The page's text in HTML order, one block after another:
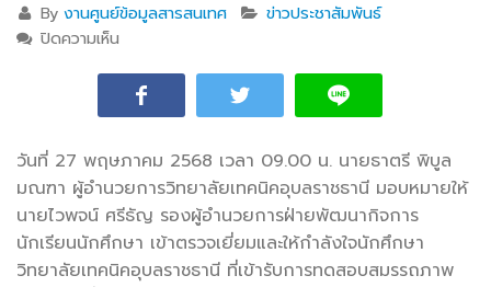
Byงานศูนย์ข้อมูลสารสนเทศ
ข่าวประชาสัมพันธ์
ปิดความเห็น
ร่างกายเพื่อเข้ารับการฝึกเป็นนักศึกษาวิชาทหาร (รด.
วันที่ 27 พฤษภาคม 2568 เวลา 09.00 น. นายธาตรี พิบูล
มณฑา ผู้อำนวยการวิทยาลัยเทคนิคอุบลราชธานี มอบหมายให้
นายไวพจน์ ศรีธัญ รองผู้อำนวยการฝ่ายพัฒนากิจการ
นักเรียนนักศึกษา เข้าตรวจเยี่ยมและให้กำลังใจนักศึกษา
วิทยาลัยเทคนิคอุบลราชธานี ที่เข้ารับการทดสอบสมรรถภาพ